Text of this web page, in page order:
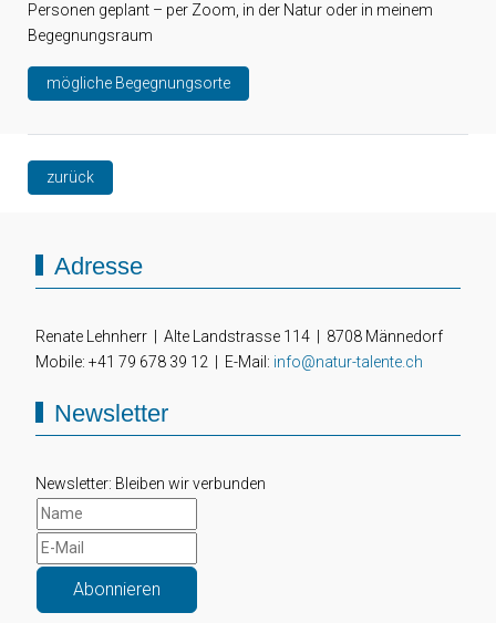
Personen geplant – per Zoom, in der Natur oder in meinem
Begegnungsraum
mögliche Begegnungsorte
zurück
Adresse
Renate Lehnherr | Alte Landstrasse 114 | 8708 Männedorf
Mobile: +41 79 678 39 12 | E-Mail: info@natur-talente.ch
Newsletter
Newsletter: Bleiben wir verbunden